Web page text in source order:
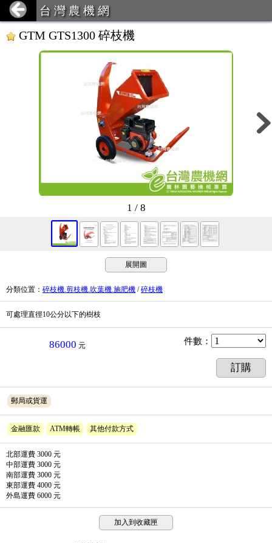
台 灣 農 機 網
GTM GTS1300 碎枝機
1 / 8
展開圖
分類位置 ： 碎枝機.剪枝機.吹葉機.施肥機 /碎枝機
可處理直徑10公分以下的樹枝
86000 元 件數 ：
訂購
郵局或貨運
金融匯款 ATM轉帳 其他付款方式
北部運費 3000 元
中部運費 3000 元
南部運費 3000 元
東部運費 4000 元
外島運費 6000 元
加入到收藏匣